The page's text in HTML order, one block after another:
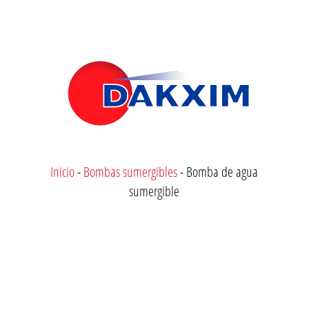
Inicio-Bombas sumergibles-Bomba de agua
sumergible